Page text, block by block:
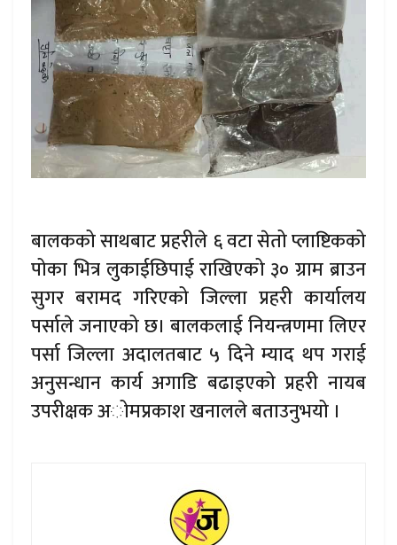
बालकको साथबाट प्रहरीले ६ वटा सेतो प्लाष्टिकको
पोका भित्र लुकाईछिपाई राखिएको ३० ग्राम ब्राउन
सुगर बरामद गरिएको जिल्ला प्रहरी कार्यालय
पर्साले जनाएको छ। बालकलाई नियन्त्रणमा लिएर
पर्सा जिल्ला अदालतबाट ५ दिने म्याद थप गराई
अनुसन्धान कार्य अगाडि बढाइएको प्रहरी नायब
उपरीक्षक अोमप्रकाश खनालले बताउनुभयो ।